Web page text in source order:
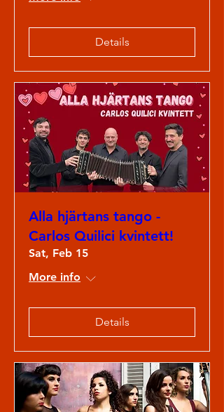
Details
Alla hjärtans tango -
Carlos Quilici kvintett!
Sat, Feb 15
More info
Details